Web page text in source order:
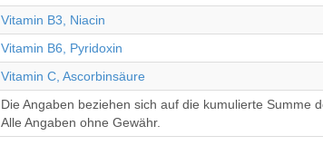
Vitamin B3, Niacin
Vitamin B6, Pyridoxin
Vitamin C, Ascorbinsäure
Die Angaben beziehen sich auf die kumulierte Summe
Alle Angaben ohne Gewähr.